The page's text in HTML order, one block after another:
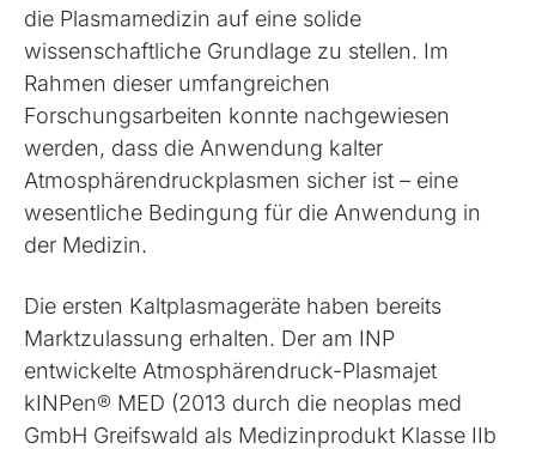
die Plasmamedizin auf eine solide
wissenschaftliche Grundlage zu stellen. Im
Rahmen dieser umfangreichen
Forschungsarbeiten konnte nachgewiesen
werden, dass die Anwendung kalter
Atmosphärendruckplasmen sicher ist – eine
wesentliche Bedingung für die Anwendung in
der Medizin.
Die ersten Kaltplasmageräte haben bereits
Marktzulassung erhalten. Der am INP
entwickelte Atmosphärendruck-Plasmajet
kINPen® MED (2013 durch die neoplas med
GmbH Greifswald als Medizinprodukt Klasse IIb